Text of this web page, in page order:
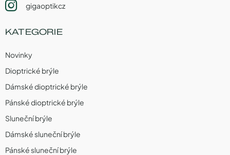
gigaoptikcz
KATEGORIE
Novinky
Dioptrické brýle
Dámské dioptrické brýle
Pánské dioptrické brýle
Sluneční brýle
Dámské sluneční brýle
Pánské sluneční brýle